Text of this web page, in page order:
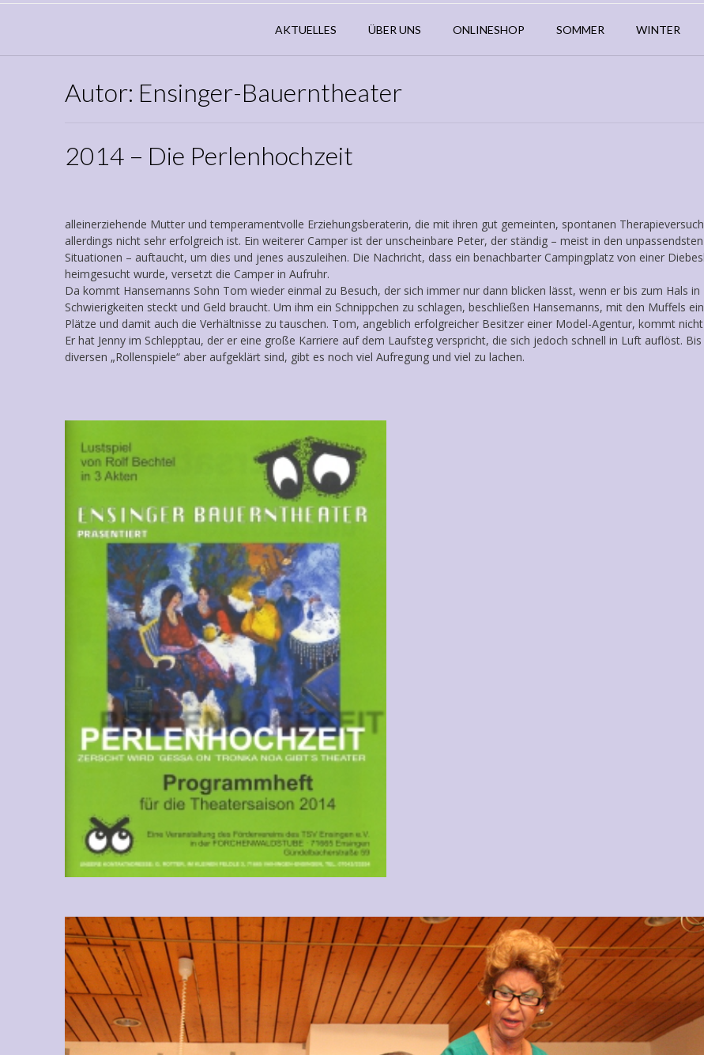
AKTUELLES ÜBER UNS ONLINESHOP SOMMER WINTER
Autor: Ensinger-Bauerntheater
2014 – Die Perlenhochzeit
alleinerziehende Mutter und temperamentvolle Erziehungsberaterin, die mit ihren gut gemeinten, spontanen
allerdings nicht sehr erfolgreich ist. Ein weiterer Camper ist der unscheinbare Peter, der ständig – meist in den unpassendsten
Situationen – auftaucht, um dies und jenes auszuleihen. Die Nachricht, dass ein benachbarter Campingplatz von einer
heimgesucht wurde, versetzt die Camper in Aufruhr.
Da kommt Hansemanns Sohn Tom wieder einmal zu Besuch, der sich immer nur dann blicken lässt, wenn er bis zum Hals in
Schwierigkeiten steckt und Geld braucht. Um ihm ein Schnippchen zu schlagen, beschließen Hansemanns, mit den Muffels
Plätze und damit auch die Verhältnisse zu tauschen. Tom, angeblich erfolgreicher Besitzer einer Model-Agentur, kommt
Er hat Jenny im Schlepptau, der er eine große Karriere auf dem Laufsteg verspricht, die sich jedoch schnell in Luft auflöst. Bis
diversen „Rollenspiele“ aber aufgeklärt sind, gibt es noch viel Aufregung und viel zu lachen.